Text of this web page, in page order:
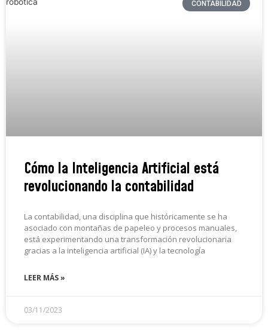
CONTABILIDAD
Cómo la Inteligencia Artificial está
revolucionando la contabilidad
La contabilidad, una disciplina que históricamente se ha
asociado con montañas de papeleo y procesos manuales,
está experimentando una transformación revolucionaria
gracias a la inteligencia artificial (IA) y la tecnología
LEER MÁS »
03/11/2023